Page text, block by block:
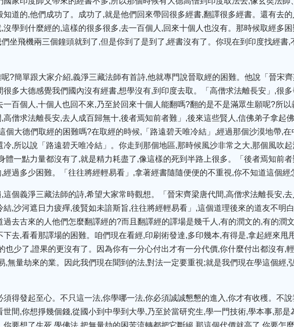
知道的,他們成功了。成功了,就是他們回來帶回很多經書,翻譯很多經書。還有去
沒學到什麼經的,這樣的很多很多,去一百個人,回來十個人也沒有。那時候取經多
坐飛機兩三個鐘頭就到了,但是你到了是到了,經書沒有了。你現在到印度找經書,
?簡單跟大家介紹,義淨三藏法師有首詩,他就專門說晉取經的困難。他說「晉宋
多大德感覺我們國內沒有經書,想學沒有,到印度去取。「高僧求法離長安」,很
百個人,十個人也回不來,乃至於回來十個人能翻嗎?翻的是不是滿眾生願呢?所
高僧求法離長安,去人成百歸無十,後者焉知前者難」,後來這些賢人,信佛弟子拿起
個大德們取經的困難嗎?在取經的時候,「路遠碧天唯冷結」,經過那個沙漠地帶,在
,所以說「路遠碧天唯冷結」。你走到那個地區,那時候風沙非常之大,那個風吹
體一點力量都沒有了,就是精力耗盡了,像這樣的死到半路上很多。「後者焉知前
過多少困難。「往往將經輕易看」,拿著經書隨隨便便的不重視,你不知道這個經
這個義淨三藏法師的詩,希望大家常時觀想。「晉宋齊梁唐代間,高僧求法離長安,
,沙河遮日力疲殫,後賢如未諳斯旨,往往將經輕易看」,這個道理後來的道友不明
去古來的人他們怎麼翻譯經的?而且翻譯經的譯場是幾千人,有的潤文的,有的潤
去,看看那譯場的困難。咱們現在看經,印刷術發達,多印幾本,有得是,拿起經來甩
也少了,證果的更沒有了。因為你有一分心付出才有一分代價,你什麼付出都沒有,
,無量劫來的業。因此我們現在聞到的法,對法一定要重視;就是我們現在學這個經,
須得發起至心。不只這一法,你學哪一法,你必須誠誠懇懇的進入,你才有收穫。不
間,你想掙幾個錢,從國小到中學到大學,乃至於當研究生,學一門技術,學本事,那是
你要想了生死,學佛法,把無量劫的困苦流轉都把它斷絕,那這個代價就高了,你要怎